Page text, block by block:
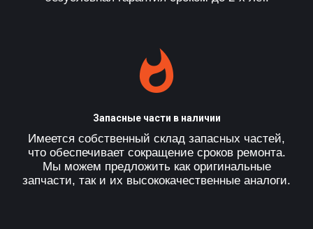
Запасные части в наличии
Имеется собственный склад запасных частей,
что обеспечивает сокращение сроков ремонта.
Мы можем предложить как оригинальные
запчасти, так и их высококачественные аналоги.